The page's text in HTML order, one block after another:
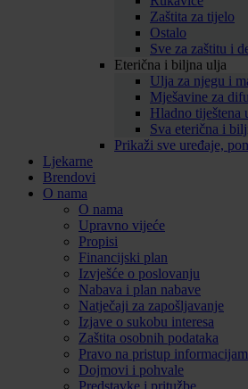
Zaštita za tijelo
Ostalo
Sve za zaštitu i
Eterična i biljna ulja
Ulja za njegu i
Mješavine za
Hladno tiještena
Sva eterična i
Prikaži sve uređaje,
Ljekarne
Brendovi
O nama
O nama
Upravno vijeće
Propisi
Financijski plan
Izvješće o poslovanju
Nabava i plan nabave
Natječaji za zapošljavanje
Izjave o sukobu interesa
Zaštita osobnih podataka
Pravo na pristup
Dojmovi i pohvale
Predstavke i pritužbe